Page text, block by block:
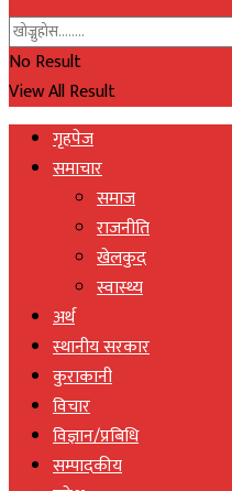
No Result
View All Result
गृहपेज
समाचार
समाज
राजनीति
खेलकुद
स्वास्थ्य
अर्थ
स्थानीय सरकार
कुराकानी
विचार
विज्ञान/प्रबिधि
सम्पादकीय